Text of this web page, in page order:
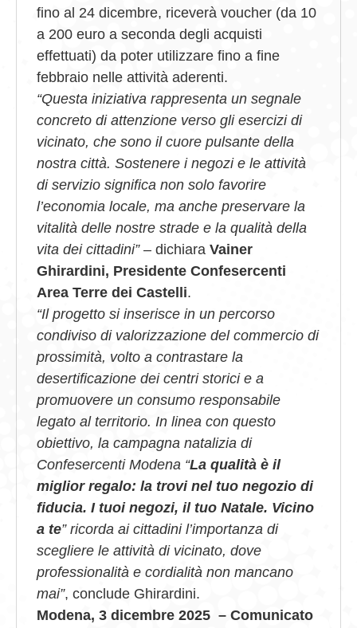
fino al 24 dicembre, riceverà voucher (da 10
a 200 euro a seconda degli acquisti
effettuati) da poter utilizzare fino a fine
febbraio nelle attività aderenti.
“Questa iniziativa rappresenta un segnale
concreto di attenzione verso gli esercizi di
vicinato, che sono il cuore pulsante della
nostra città. Sostenere i negozi e le attività
di servizio significa non solo favorire
l’economia locale, ma anche preservare la
vitalità delle nostre strade e la qualità della
vita dei cittadini”– dichiara Vainer
Ghirardini, Presidente Confesercenti
Area Terre dei Castelli.
“Il progetto si inserisce in un percorso
condiviso di valorizzazione del commercio di
prossimità, volto a contrastare la
desertificazione dei centri storici e a
promuovere un consumo responsabile
legato al territorio. In linea con questo
obiettivo, la campagna natalizia di
Confesercenti Modena “La qualità è il
miglior regalo: la trovi nel tuo negozio di
fiducia. I tuoi negozi, il tuo Natale. Vicino
a te” ricorda ai cittadini l’importanza di
scegliere le attività di vicinato, dove
professionalità e cordialità non mancano
mai”, conclude Ghirardini.
Modena, 3 dicembre 2025 – Comunicato